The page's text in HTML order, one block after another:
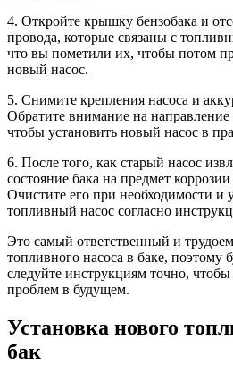
4. Откройте крышку бензобака и
провода, которые связаны с
что вы пометили их, чтобы потом
новый насос.
5. Снимите крепления насоса и
Обратите внимание на
чтобы установить новый насос в
6. После того, как старый насос
состояние бака на предмет
Очистите его при необходимости и
топливный насос согласно
Это самый ответственный и
топливного насоса в баке, поэтому
следуйте инструкциям точно,
проблем в будущем.
Установка нового
бак